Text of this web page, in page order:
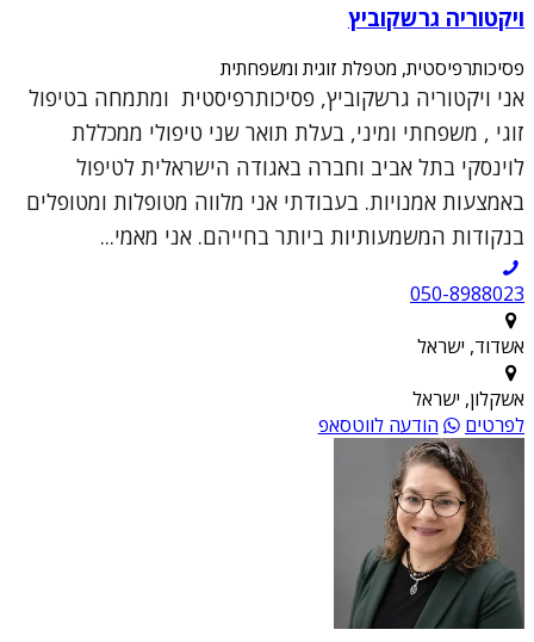
ויקטוריה גרשקוביץ
פסיכותרפיסטית, מטפלת זוגית ומשפחתית
אני ויקטוריה גרשקוביץ, פסיכותרפיסטית ומתמחה בטיפול
זוגי , משפחתי ומיני, בעלת תואר שני טיפולי ממכללת
לוינסקי בתל אביב וחברה באגודה הישראלית לטיפול
באמצעות אמנויות. בעבודתי אני מלווה מטופלות ומטופלים
בנקודות המשמעותיות ביותר בחייהם. אני מאמי...
050-8988023
אשדוד, ישראל
אשקלון, ישראל
לפרטים
הודעה לווטסאפ